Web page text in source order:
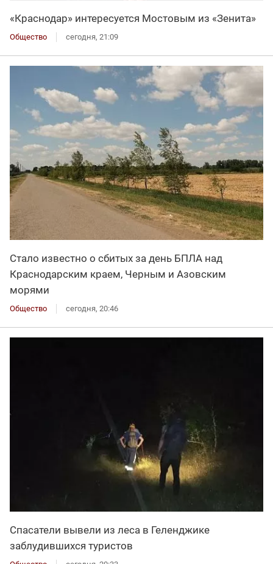
«Краснодар» интересуется Мостовым из «Зенита»
Общество сегодня, 21:09
Стало известно о сбитых за день БПЛА над
Краснодарским краем, Черным и Азовским
морями
Общество сегодня, 20:46
Спасатели вывели из леса в Геленджике
заблудившихся туристов